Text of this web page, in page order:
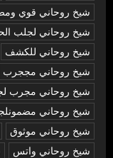
شيخ روحاني قوي
شيخ روحاني لجلب
شيخ روحاني للكشف
شيخ روحاني مججرب
شيخ روحاني مجرب
شيخ روحاني
شيخ روحاني موثوق
شيخ روحاني واتس